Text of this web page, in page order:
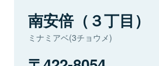
南安倍（３丁目）
ミナミアベ(3チョウメ)